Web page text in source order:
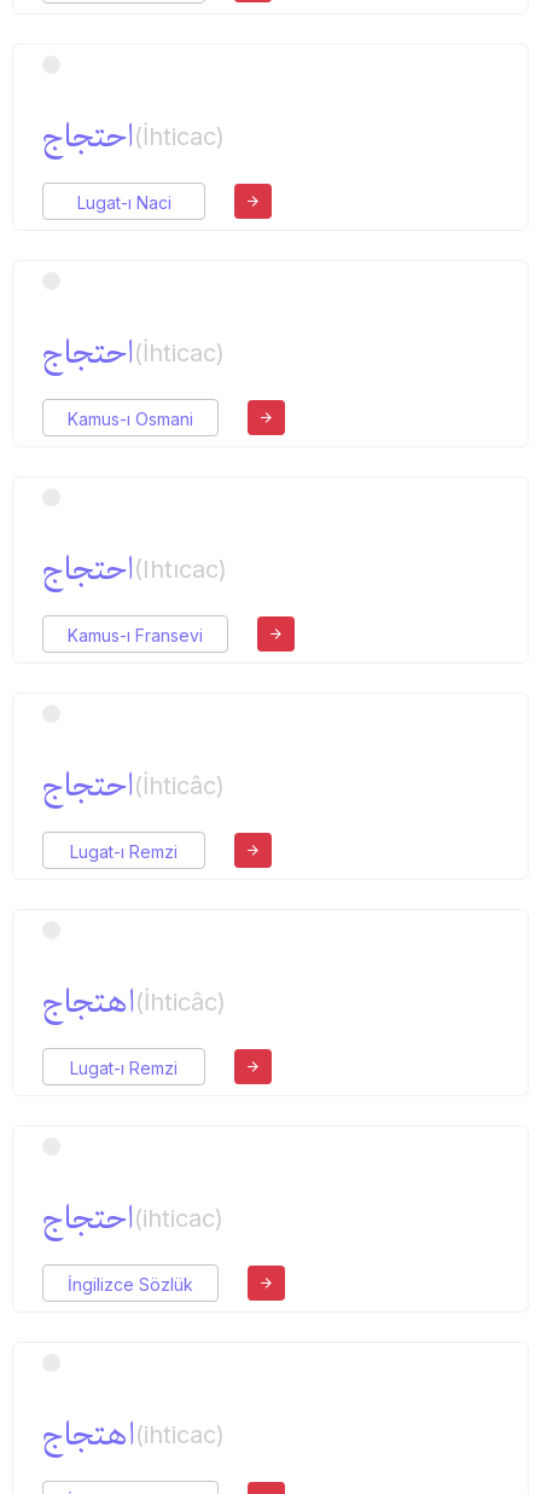
احتجاج(İhticac)
Lugat-ı Naci
احتجاج(İhticac)
Kamus-ı Osmani
احتجاج(Ihtıcac)
Kamus-ı Fransevi
احتجاج(İhticâc)
Lugat-ı Remzi
اهتجاج(İhticâc)
Lugat-ı Remzi
احتجاج(ihticac)
İngilizce Sözlük
اهتجاج(ihticac)